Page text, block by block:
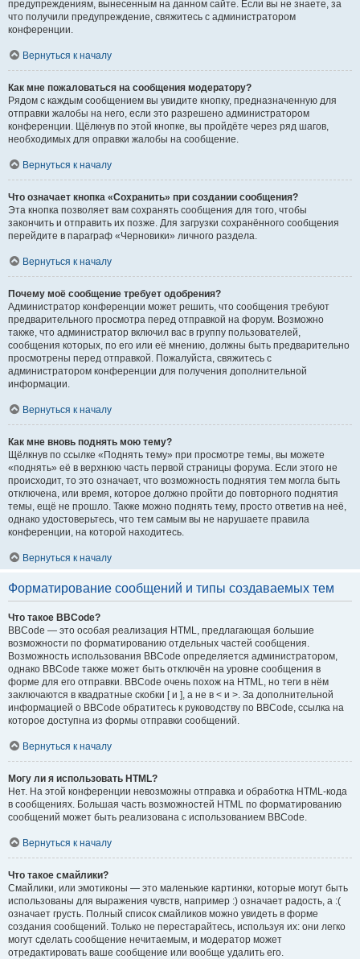
предупреждениям, вынесенным на данном сайте. Если вы не знаете, за
что получили предупреждение, свяжитесь с администратором
конференции.
Вернуться к началу
Как мне пожаловаться на сообщения модератору?
Рядом с каждым сообщением вы увидите кнопку, предназначенную для
отправки жалобы на него, если это разрешено администратором
конференции. Щёлкнув по этой кнопке, вы пройдёте через ряд шагов,
необходимых для оправки жалобы на сообщение.
Вернуться к началу
Что означает кнопка «Сохранить» при создании сообщения?
Эта кнопка позволяет вам сохранять сообщения для того, чтобы
закончить и отправить их позже. Для загрузки сохранённого сообщения
перейдите в параграф «Черновики» личного раздела.
Вернуться к началу
Почему моё сообщение требует одобрения?
Администратор конференции может решить, что сообщения требуют
предварительного просмотра перед отправкой на форум. Возможно
также, что администратор включил вас в группу пользователей,
сообщения которых, по его или её мнению, должны быть предварительно
просмотрены перед отправкой. Пожалуйста, свяжитесь с
администратором конференции для получения дополнительной
информации.
Вернуться к началу
Как мне вновь поднять мою тему?
Щёлкнув по ссылке «Поднять тему» при просмотре темы, вы можете
«поднять» её в верхнюю часть первой страницы форума. Если этого не
происходит, то это означает, что возможность поднятия тем могла быть
отключена, или время, которое должно пройти до повторного поднятия
темы, ещё не прошло. Также можно поднять тему, просто ответив на неё,
однако удостоверьтесь, что тем самым вы не нарушаете правила
конференции, на которой находитесь.
Вернуться к началу
Форматирование сообщений и типы создаваемых тем
Что такое BBCode?
BBCode — это особая реализация HTML, предлагающая большие
возможности по форматированию отдельных частей сообщения.
Возможность использования BBCode определяется администратором,
однако BBCode также может быть отключён на уровне сообщения в
форме для его отправки. BBCode очень похож на HTML, но теги в нём
заключаются в квадратные скобки [ и ], а не в < и >. За дополнительной
информацией о BBCode обратитесь к руководству по BBCode, ссылка на
которое доступна из формы отправки сообщений.
Вернуться к началу
Могу ли я использовать HTML?
Нет. На этой конференции невозможны отправка и обработка HTML-кода
в сообщениях. Большая часть возможностей HTML по форматированию
сообщений может быть реализована с использованием BBCode.
Вернуться к началу
Что такое смайлики?
Смайлики, или эмотиконы — это маленькие картинки, которые могут быть
использованы для выражения чувств, например :) означает радость, а :(
означает грусть. Полный список смайликов можно увидеть в форме
создания сообщений. Только не перестарайтесь, используя их: они легко
могут сделать сообщение нечитаемым, и модератор может
отредактировать ваше сообщение или вообще удалить его.